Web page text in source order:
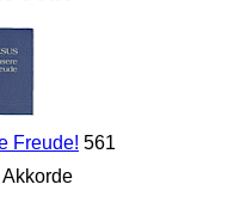
Freude! 561
Akkorde